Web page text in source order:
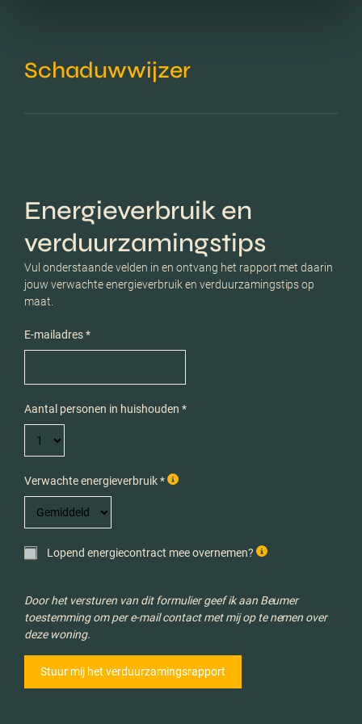
Schaduwwijzer
Energieverbruik en
verduurzamingstips
Vul onderstaande velden in en ontvang het rapport met daarin
jouw verwachte energieverbruik en verduurzamingstips op
maat.
E-mailadres *
Aantal personen in huishouden *
Verwachte energieverbruik *
Lopend energiecontract mee overnemen?
Door het versturen van dit formulier geef ik aan Beumer
toestemming om per e-mail contact met mij op te nemen over
deze woning.